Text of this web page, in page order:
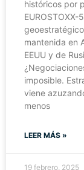
históricos por
mantenida en
EEUU y de
imposible.
viene
menos
LEER MÁS »
19 febrero, 2025